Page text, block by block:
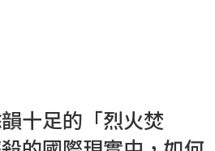
十足的「烈火焚